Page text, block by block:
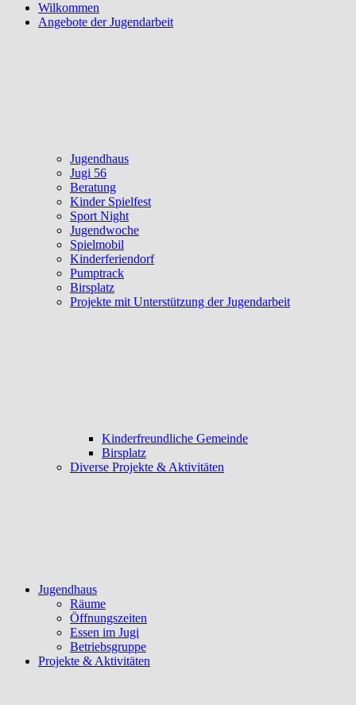
Wilkommen
Angebote der Jugendarbeit
Jugendhaus
Jugi 56
Beratung
Kinder Spielfest
Sport Night
Jugendwoche
Spielmobil
Kinderferiendorf
Pumptrack
Birsplatz
Projekte mit Unterstützung der Jugendarbeit
Kinderfreundliche Gemeinde
Birsplatz
Diverse Projekte & Aktivitäten
Jugendhaus
Räume
Öffnungszeiten
Essen im Jugi
Betriebsgruppe
Projekte & Aktivitäten